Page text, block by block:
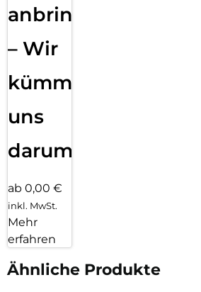
anbringen
– Wir
kümmern
uns
darum!
ab 0,00 €
inkl. MwSt.
Mehr
erfahren
Ähnliche Produkte